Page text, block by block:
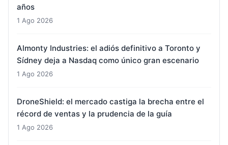
años
1 Ago 2026
Almonty Industries: el adiós definitivo a Toronto y
Sídney deja a Nasdaq como único gran escenario
1 Ago 2026
DroneShield: el mercado castiga la brecha entre el
récord de ventas y la prudencia de la guía
1 Ago 2026